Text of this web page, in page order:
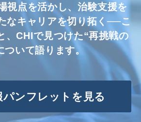
採用情報
視点を活かし、治験支援を
なキャリアを切り拓く──こ
、CHIで見つけた“再挑戦の
ついて語ります。
パンフレットを見る